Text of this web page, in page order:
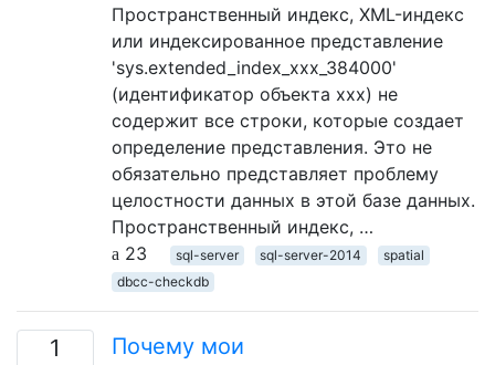
Пространственный индекс, XML-индекс
или индексированное представление
'sys.extended_index_xxx_384000'
(идентификатор объекта xxx) не
содержит все строки, которые создает
определение представления. Это не
обязательно представляет проблему
целостности данных в этой базе данных.
Пространственный индекс, …
23
sql-server sql-server-2014
spatial
dbcc-checkdb
1
Почему мои